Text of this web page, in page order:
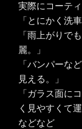
実際にコーテ
「とにかく洗
「雨上がりで
麗。」
「バンパーな
見える。」
「ガラス面に
く見やすくて
などなど